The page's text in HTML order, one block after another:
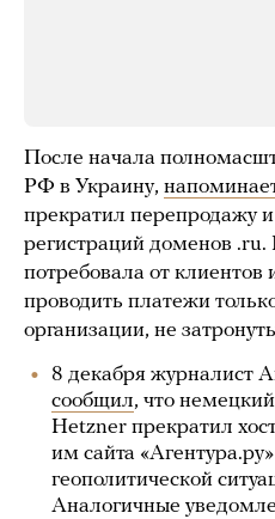
После начала
РФ в Украину,
прекратил перепродажу
регистраций доменов
потребовала от клиентов
проводить платежи
организации, не
8 декабря журналист
сообщил, что
Hetzner прекратил
им сайта
геополитической
Аналогичные